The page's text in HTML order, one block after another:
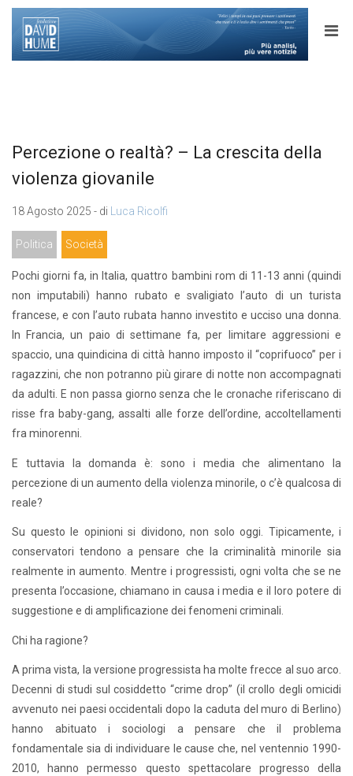
Percezione o realtà? – La crescita della
violenza giovanile
18 Agosto 2025 - di Luca Ricolfi
Politica Società
Pochi giorni fa, in Italia, quattro bambini rom di 11-13 anni (quindi
non imputabili) hanno rubato e svaligiato l’auto di un turista
francese, e con l’auto rubata hanno investito e ucciso una donna.
In Francia, un paio di settimane fa, per limitare aggressioni e
spaccio, una quindicina di città hanno imposto il “coprifuoco” per i
ragazzini, che non potranno più girare di notte non accompagnati
da adulti. E non passa giorno senza che le cronache riferiscano di
risse fra baby-gang, assalti alle forze dell’ordine, accoltellamenti
fra minorenni.
E tuttavia la domanda è: sono i media che alimentano la
percezione di un aumento della violenza minorile, o c’è qualcosa di
reale?
Su questo le opinioni si dividono, non solo oggi. Tipicamente, i
conservatori tendono a pensare che la criminalità minorile sia
realmente in aumento. Mentre i progressisti, ogni volta che se ne
presenta l’occasione, chiamano in causa i media e il loro potere di
suggestione e di amplificazione dei fenomeni criminali.
Chi ha ragione?
A prima vista, la versione progressista ha molte frecce al suo arco.
Decenni di studi sul cosiddetto “crime drop” (il crollo degli omicidi
avvenuto nei paesi occidentali dopo la caduta del muro di Berlino)
hanno abituato i sociologi a pensare che il problema
fondamentale sia di individuare le cause che, nel ventennio 1990-
2010, hanno permesso questo spettacolare progresso della